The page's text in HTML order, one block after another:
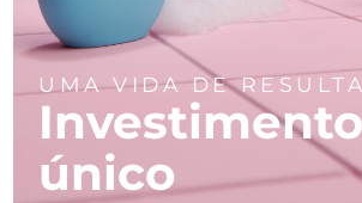
UMA VIDA DE
Investimento
único